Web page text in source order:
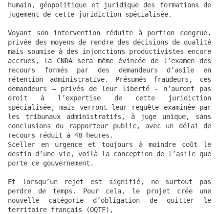
humain, géopolitique et juridique des formations de
jugement de cette juridiction spécialisée.
Voyant son intervention réduite à portion congrue,
privée des moyens de rendre des décisions de qualité
mais soumise à des injonctions productivistes encore
accrues, la CNDA sera même évincée de l’examen des
recours formés par des demandeurs d’asile en
rétention administrative. Présumés fraudeurs, ces
demandeurs – privés de leur liberté - n’auront pas
droit à l’expertise de cette juridiction
spécialisée, mais verront leur requête examinée par
les tribunaux administratifs, à juge unique, sans
conclusions du rapporteur public, avec un délai de
recours réduit à 48 heures.
Sceller en urgence et toujours à moindre coût le
destin d’une vie, voilà la conception de l’asile que
porte ce gouvernement.
Et lorsqu’un rejet est signifié, ne surtout pas
perdre de temps. Pour cela, le projet crée une
nouvelle catégorie d’obligation de quitter le
territoire français (OQTF),